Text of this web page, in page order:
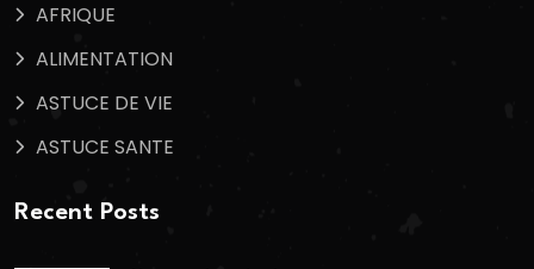
AFRIQUE
ALIMENTATION
ASTUCE DE VIE
ASTUCE SANTE
Recent Posts